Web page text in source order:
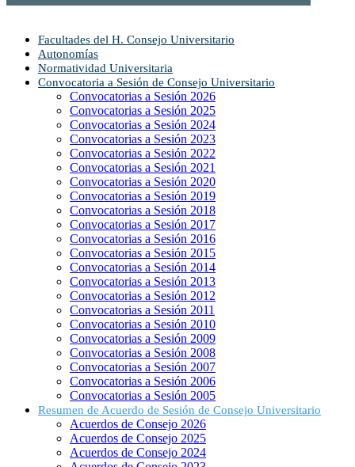
Facultades del H. Consejo Universitario
Autonomías
Normatividad Universitaria
Convocatoria a Sesión de Consejo Universitario
Convocatorias a Sesión 2026
Convocatorias a Sesión 2025
Convocatorias a Sesión 2024
Convocatorias a Sesión 2023
Convocatorias a Sesión 2022
Convocatorias a Sesión 2021
Convocatorias a Sesión 2020
Convocatorias a Sesión 2019
Convocatorias a Sesión 2018
Convocatorias a Sesión 2017
Convocatorias a Sesión 2016
Convocatorias a Sesión 2015
Convocatorias a Sesión 2014
Convocatorias a Sesión 2013
Convocatorias a Sesión 2012
Convocatorias a Sesión 2011
Convocatorias a Sesión 2010
Convocatorias a Sesión 2009
Convocatorias a Sesión 2008
Convocatorias a Sesión 2007
Convocatorias a Sesión 2006
Convocatorias a Sesión 2005
Resumen de Acuerdo de Sesión de Consejo Universitario
Acuerdos de Consejo 2026
Acuerdos de Consejo 2025
Acuerdos de Consejo 2024